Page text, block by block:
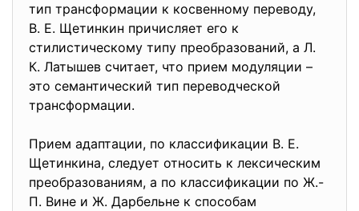
тип трансформации к косвенному переводу,
В. Е. Щетинкин причисляет его к
стилистическому типу преобразований, а Л.
К. Латышев считает, что прием модуляции –
это семантический тип переводческой
трансформации.
Прием адаптации, по классификации В. Е.
Щетинкина, следует относить к лексическим
преобразованиям, а по классификации по Ж.-
П. Вине и Ж. Дарбельне к способам